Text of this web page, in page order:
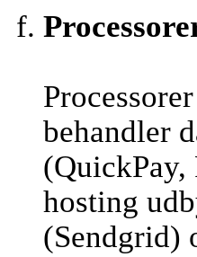
behandler
(QuickPay,
hosting
(Sendgrid)